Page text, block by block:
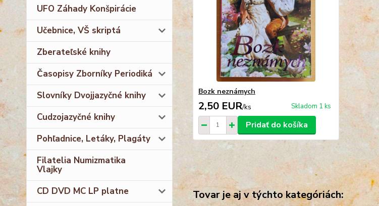
UFO Záhady Konšpirácie
Učebnice, VŠ skriptá
Zberateľské knihy
Časopisy Zborníky Periodiká
Slovníky Dvojjazyčné knihy
Cudzojazyčné knihy
Pohľadnice, Letáky, Plagáty
Filatelia Numizmatika
Vlajky
CD DVD MC LP platne
Bozk neznámych
2,50 EUR/ks Skladom 1 ks
Pridať do košíka
Tovar je aj v týchto kategóriách: